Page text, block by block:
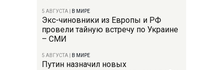
5 АВГУСТА В МИРЕ
Экс-чиновники из Европы и РФ
провели тайную встречу по Украине
– СМИ
5 АВГУСТА В МИРЕ
Путин назначил новых